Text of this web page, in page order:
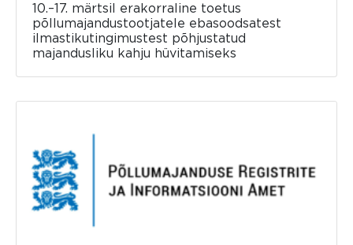
10.–17. märtsil erakorraline toetus
põllumajandustootjatele ebasoodsatest
ilmastikutingimustest põhjustatud
majandusliku kahju hüvitamiseks